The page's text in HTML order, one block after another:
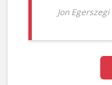
Jon Egerszegi